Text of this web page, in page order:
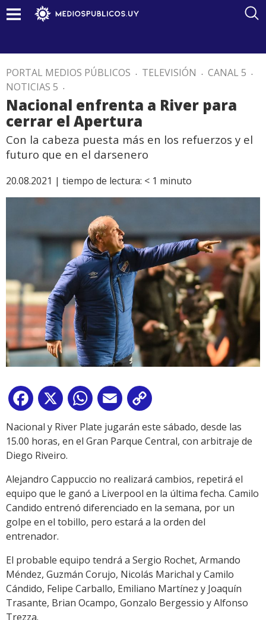
PORTAL MEDIOS PÚBLICOS . TELEVISIÓN . CANAL 5 .
NOTICIAS 5 .
Nacional enfrenta a River para
cerrar el Apertura
Con la cabeza puesta más en los refuerzos y el
futuro que en el darsenero
20.08.2021 | tiempo de lectura: < 1 minuto
Facebook
X WhatsApp
Email
Link
Nacional y River Plate jugarán este sábado, desde las
15.00 horas, en el Gran Parque Central, con arbitraje de
Diego Riveiro.
Alejandro Cappuccio no realizará cambios, repetirá el
equipo que le ganó a Liverpool en la última fecha. Camilo
Candido entrenó diferenciado en la semana, por un
golpe en el tobillo, pero estará a la orden del
entrenador.
El probable equipo tendrá a Sergio Rochet, Armando
Méndez, Guzmán Corujo, Nicolás Marichal y Camilo
Cándido, Felipe Carballo, Emiliano Martínez y Joaquín
Trasante, Brian Ocampo, Gonzalo Bergessio y Alfonso
Trezza.